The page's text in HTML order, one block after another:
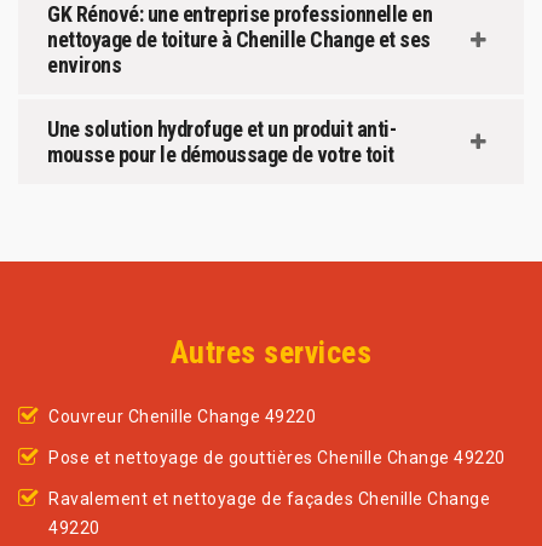
GK Rénové: une entreprise professionnelle en
nettoyage de toiture à Chenille Change et ses
environs
Une solution hydrofuge et un produit anti-
mousse pour le démoussage de votre toit
Autres services
Couvreur Chenille Change 49220
Pose et nettoyage de gouttières Chenille Change 49220
Ravalement et nettoyage de façades Chenille Change
49220